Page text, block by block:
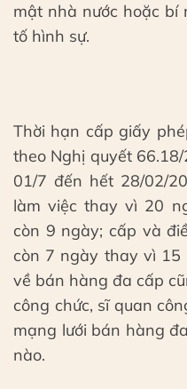
mật nhà nước hoặc bí
tố hình sự.
Thời hạn cấp giấy
theo Nghị quyết
01/7 đến hết 28/02/
làm việc thay vì 20
còn 9 ngày; cấp và
còn 7 ngày thay vì 15
về bán hàng đa cấp
công chức, sĩ quan
mạng lưới bán hàng
nào.